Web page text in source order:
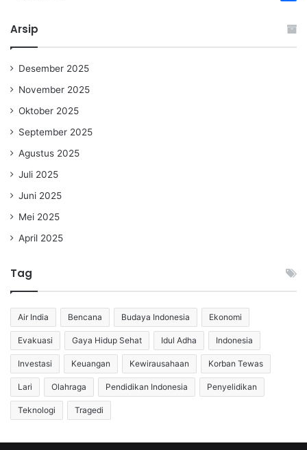
Arsip
Desember 2025
November 2025
Oktober 2025
September 2025
Agustus 2025
Juli 2025
Juni 2025
Mei 2025
April 2025
Tag
Air India Bencana Budaya Indonesia Ekonomi
Evakuasi Gaya Hidup Sehat Idul Adha Indonesia
Investasi Keuangan Kewirausahaan Korban Tewas
Lari Olahraga Pendidikan Indonesia Penyelidikan
Teknologi Tragedi